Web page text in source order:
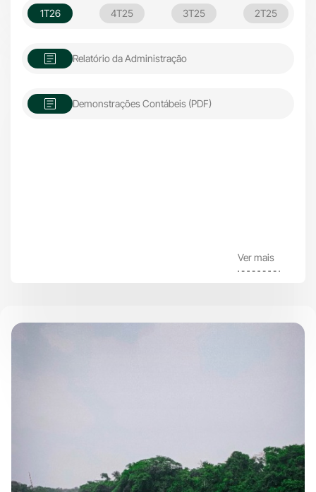
1T26 4T25 3T25 2T25
Relatório da Administração
Demonstrações Contábeis (PDF)
Ver mais